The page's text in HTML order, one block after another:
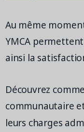
Au même
YMCA
ainsi la
Découvrez
communautaire
leurs charges